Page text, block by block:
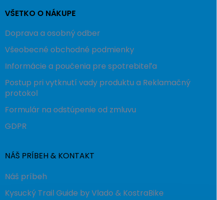
VŠETKO O NÁKUPE
Doprava a osobný odber
Všeobecné obchodné podmienky
Informácie a poučenia pre spotrebiteľa
Postup pri vytknutí vady produktu a Reklamačný
protokol
Formulár na odstúpenie od zmluvu
GDPR
NÁŠ PRÍBEH & KONTAKT
Náš príbeh
Kysucký Trail Guide by Vlado & KostraBike